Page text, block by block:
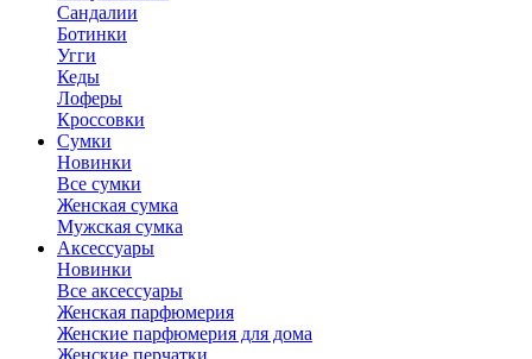
Сандалии
Ботинки
Угги
Кеды
Лоферы
Кроссовки
Сумки
Новинки
Все сумки
Женская сумка
Мужская сумка
Аксессуары
Новинки
Все аксессуары
Женская парфюмерия
Женские парфюмерия для дома
Женские перчатки